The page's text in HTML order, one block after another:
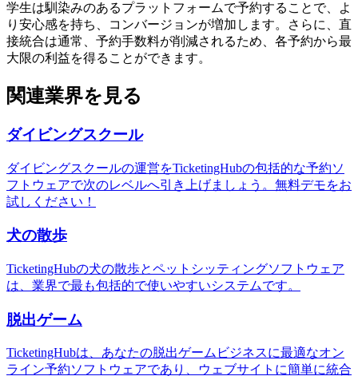
学生は馴染みのあるプラットフォームで予約することで、よ
り安心感を持ち、コンバージョンが増加します。さらに、直
接統合は通常、予約手数料が削減されるため、各予約から最
大限の利益を得ることができます。
関連業界を見る
ダイビングスクール
ダイビングスクールの運営をTicketingHubの包括的な予約ソ
フトウェアで次のレベルへ引き上げましょう。無料デモをお
試しください！
犬の散歩
TicketingHubの犬の散歩とペットシッティングソフトウェア
は、業界で最も包括的で使いやすいシステムです。
脱出ゲーム
TicketingHubは、あなたの脱出ゲームビジネスに最適なオン
ライン予約ソフトウェアであり、ウェブサイトに簡単に統合